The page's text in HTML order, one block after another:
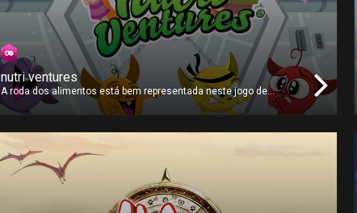
nutri ventures
A roda dos alimentos está bem representada neste jogo de
memória da Nutri Ventures. Vire os cartões dos alimentos para
pares corretos mais pontos ganhará. Preencha a sua barra de
alimentação Nutri Power para obter os pontos máximos!